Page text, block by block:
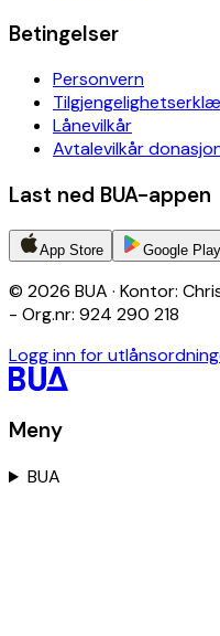
Betingelser
Personvern
Lånevilkår
Avtalevilkår
Last ned BUA-appen
App Store Google Play
© 2026 BUA · Kontor:
- Org.nr: 924 290 218
Logg inn for
Meny
BUA